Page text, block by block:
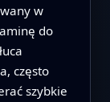
w
do
często
szybkie